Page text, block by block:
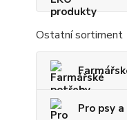
Ostatní sortiment
Pro psy a